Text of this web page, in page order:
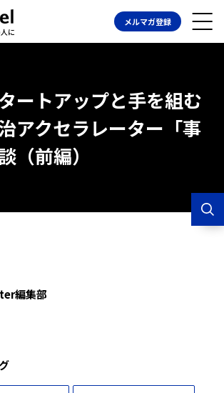
に
メルマガ登録
ートアップと手を組む
アクセラレーター「事
（前編）
編集部